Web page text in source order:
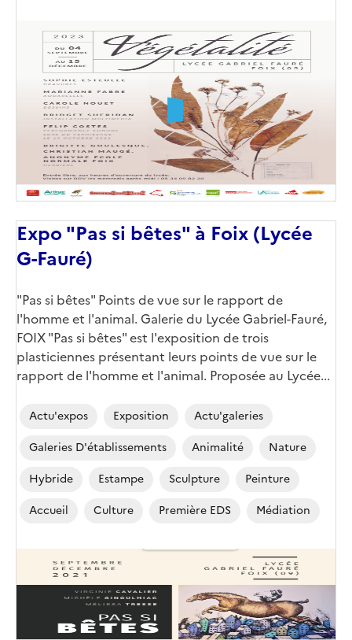
Image
couverture
(conseillée)
Expo "Pas si bêtes" à Foix (Lycée
G-Fauré)
Corps
"Pas si bêtes" Points de vue sur le rapport de
l'homme et l'animal. Galerie du Lycée Gabriel-Fauré,
FOIX "Pas si bêtes" est l'exposition de trois
plasticiennes présentant leurs points de vue sur le
rapport de l'homme et l'animal. Proposée au Lycée...
Actu'expos Exposition
Actu'galeries
Galeries D'établissements
Animalité
Nature
Hybride
Estampe Sculpture
Peinture
Accueil
Culture Première EDS Médiation
Image
couverture